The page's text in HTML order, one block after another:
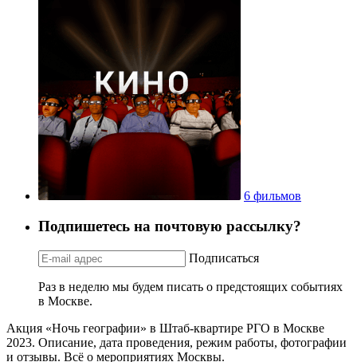
6 фильмов
Подпишетесь на почтовую рассылку?
Подписаться
Раз в неделю мы будем писать о предстоящих событиях
в Москве.
Акция «Ночь географии» в Штаб-квартире РГО в Москве
2023. Описание, дата проведения, режим работы, фотографии
и отзывы. Всё о мероприятиях Москвы.